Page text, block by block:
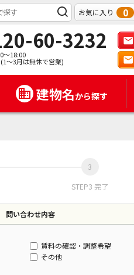
お気に入り 0
60-3232
～18:00
～3月は無休で営業)
建物名から探す
STEP3 完了
問い合わせ内容
賃料の確認・調整希望
その他